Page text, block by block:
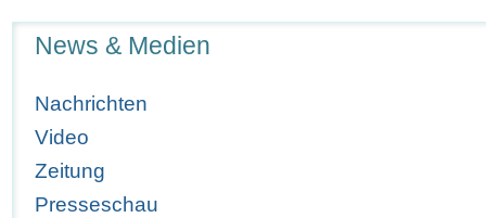
News & Medien
Nachrichten
Video
Zeitung
Presseschau